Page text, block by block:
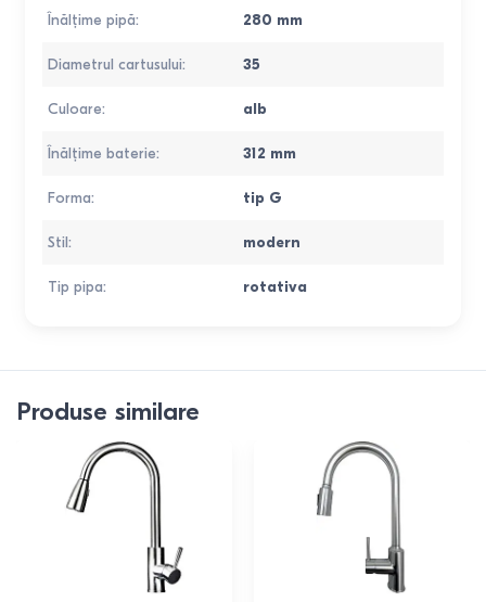
Înălțime pipă: 280 mm
Diametrul cartusului: 35
Culoare: alb
Înălțime baterie: 312 mm
Forma: tip G
Stil: modern
Tip pipa: rotativa
Produse similare